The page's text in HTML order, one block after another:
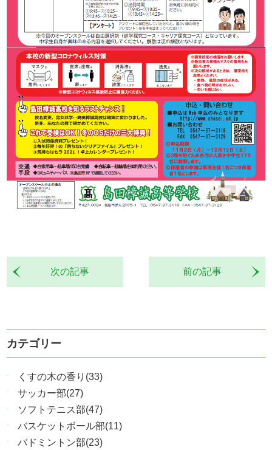
前の記事
次の記事
カテゴリー
くすの木の香り(33)
サッカー部(27)
ソフトテニス部(47)
バスケットボール部(11)
バドミントン部(23)